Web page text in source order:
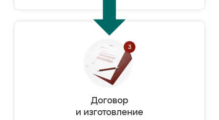
Договор
и изготовление